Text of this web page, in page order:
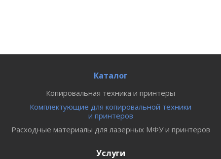
Каталог
Копировальная техника и принтеры
Комплектующие для копировальной техники
и принтеров
Расходные материалы для лазерных МФУ и принтеров
Услуги